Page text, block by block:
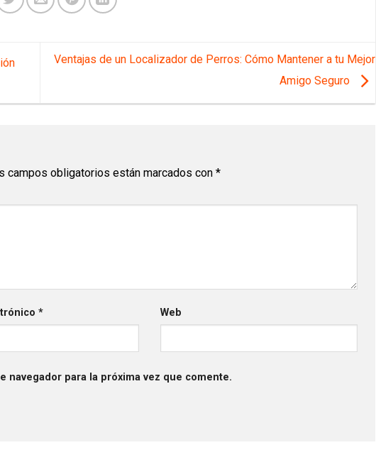
Ventajas de un Localizador de Perros: Cómo Mantener a tu Mejor
Amigo Seguro
campos obligatorios están marcados con *
* Web
navegador para la próxima vez que comente.